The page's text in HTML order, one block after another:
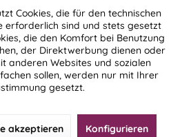
Cookies, die für den technischen
erforderlich sind und stets gesetzt
die den Komfort bei Benutzung
der Direktwerbung dienen oder
anderen Websites und sozialen
sollen, werden nur mit Ihrer
gesetzt.
akzeptieren Konfigurieren